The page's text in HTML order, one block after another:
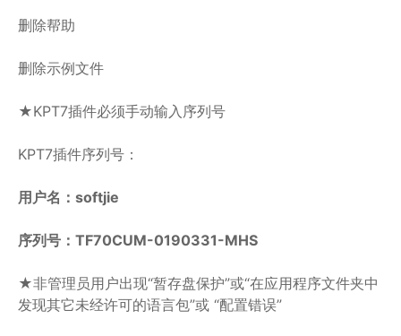
删除帮助
删除示例文件
★KPT7插件必须手动输入序列号
KPT7插件序列号：
用户名：softjie
序列号：TF70CUM-0190331-MHS
★非管理员用户出现“暂存盘保护”或“在应用程序文件夹中
发现其它未经许可的语言包”或 “配置错误”